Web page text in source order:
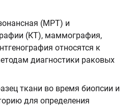
(МРТ) и
(КТ), маммография,
относятся к
диагностики раковых
ткани во время биопсии и
для определения